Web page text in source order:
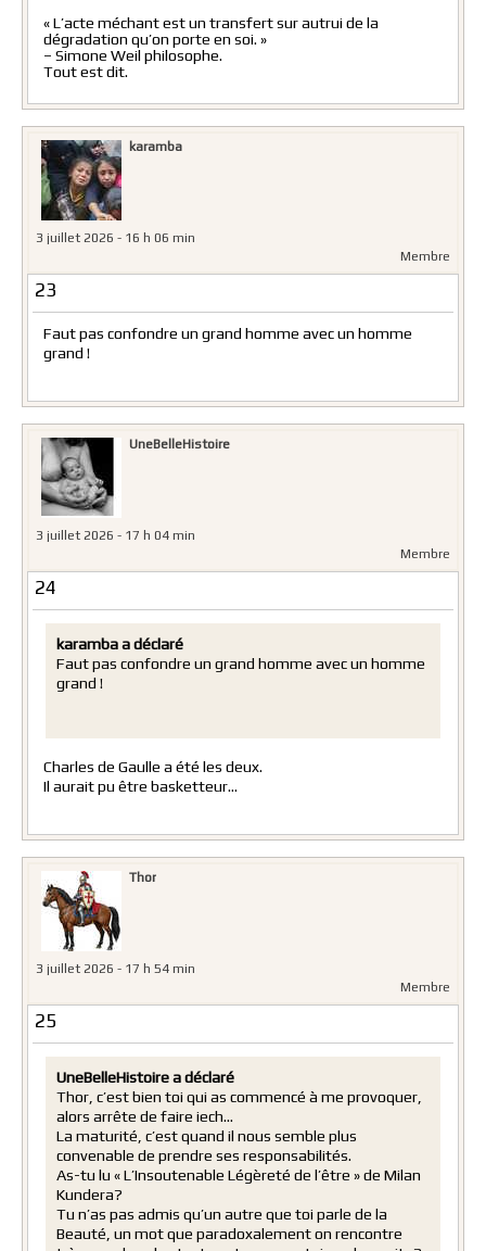
« L’acte méchant est un transfert sur autrui de la
dégradation qu’on porte en soi. »
– Simone Weil philosophe.
Tout est dit.
karamba
3 juillet 2026 - 16 h 06 min
Membre
23
Faut pas confondre un grand homme avec un homme
grand !
UneBelleHistoire
3 juillet 2026 - 17 h 04 min
Membre
24
karamba a déclaré
Faut pas confondre un grand homme avec un homme
grand !
Charles de Gaulle a été les deux.
Il aurait pu être basketteur…
Thor
3 juillet 2026 - 17 h 54 min
Membre
25
UneBelleHistoire a déclaré
Thor, c’est bien toi qui as commencé à me provoquer,
alors arrête de faire iech…
La maturité, c’est quand il nous semble plus
convenable de prendre ses responsabilités.
As-tu lu « L’Insoutenable Légèreté de l’être » de Milan
Kundera?
Tu n’as pas admis qu’un autre que toi parle de la
Beauté, un mot que paradoxalement on rencontre